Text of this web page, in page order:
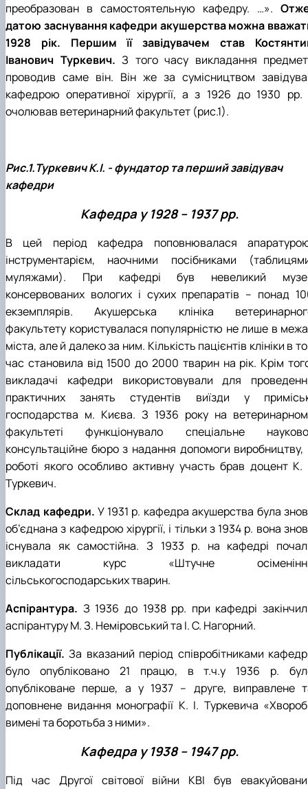
преобразован в самостоятельную кафедру. …».
датою заснування кафедри акушерства можна
1928 рік. Першим її завідувачем став
Іванович Туркевич. З того часу викладання
проводив саме він. Він же за сумісництвом
кафедрою оперативної хірургії, а з 1926 до 1930
очолював ветеринарний факультет (рис.1).
Рис.1.Туркевич К.І. - фундатор та перший завідувач
кафедри
Кафедра у 1928 – 1937 рр.
В цей період кафедра поповнювалася
інструментарієм, наочними посібниками
муляжами). При кафедрі був невеликий
консервованих вологих і сухих препаратів – понад
екземплярів. Акушерська клініка
факультету користувалася популярністю не лише в
міста, але й далеко за ним. Кількість пацієнтів клініки в
час становила від 1500 до 2000 тварин на рік. Крім
викладачі кафедри використовували для
практичних занять студентів виїзди у
господарства м. Києва. З 1936 року на
факультеті функціонувало спеціальне
консультаційне бюро з надання допомоги виробництву,
роботі якого особливо активну участь брав доцент К.
Туркевич.
Склад кафедри. У 1931 р. кафедра акушерства була
об’єднана з кафедрою хірургії, і тільки з 1934 р. вона
існувала як самостійна. З 1933 р. на кафедрі
викладати курс «Штучне
сільськогосподарських тварин.
Аспірантура. З 1936 до 1938 рр. при кафедрі
аспірантуру М. З. Неміровський та І. С. Нагорний.
Публікації.За вказаний період співробітниками
було опубліковано 21 працю, в т.ч.у 1936 р.
опубліковане перше, а у 1937 – друге, виправлене
доповнене видання монографії К. І. Туркевича
вимені та боротьба з ними».
Кафедра у 1938 – 1947 рр.
Під час Другої світової війни КВІ був